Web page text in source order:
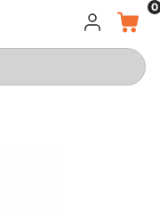
LOG INDKURV
0